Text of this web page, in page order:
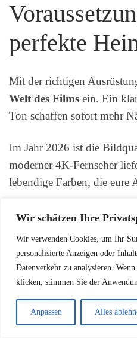
Wir schätzen Ihre
Wir verwenden Cookies, um Ihr
personalisierte Anzeigen oder
Datenverkehr zu analysieren.
klicken, stimmen Sie der
Anpassen Alles
perfekte
Mit der richtigen
Welt des Films ein. Ein
Ton schaffen sofort mehr
Im Jahr 2026 ist die
moderner 4K-Fernseher
lebendige Farben, die eure
Über die letztenJahren
HDR und schnellere
flüssige Wiedergabe von
Achtet außerdem auf eine
gutes 2.1- oder 5.1-Setup